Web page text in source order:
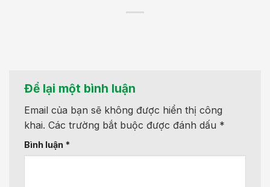
Để lại một bình luận
Email của bạn sẽ không được hiển thị công
khai. Các trường bắt buộc được đánh dấu *
Bình luận *